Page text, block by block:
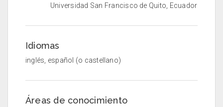
Universidad San Francisco de Quito, Ecuador
Idiomas
inglés, español (o castellano)
Áreas de conocimiento